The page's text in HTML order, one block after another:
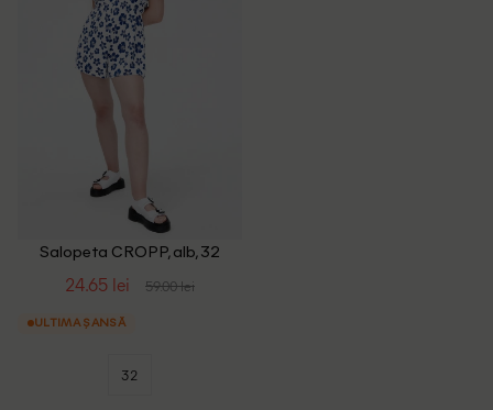
Salopeta CROPP, alb, 32
24.65 lei 59.00 lei
ULTIMA ȘANSĂ
32